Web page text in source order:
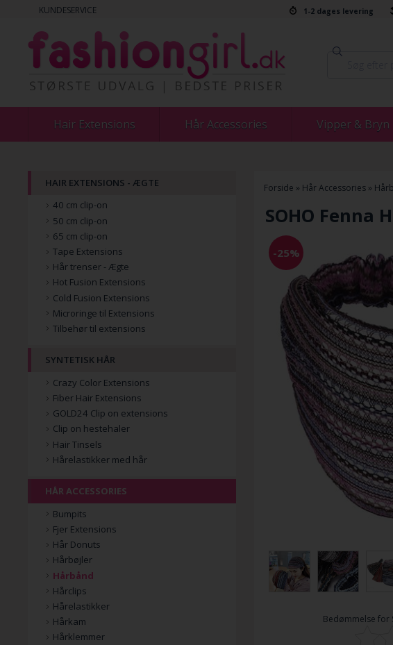
KUNDESERVICE 1-2 dages levering
Hair Extensions Hår Accessories Vipper & Bryn
Forside » Hår Accessories»
SOHO Fenna
-25%
Bedømmelse for
HAIR EXTENSIONS - ÆGTE
40 cm clip-on
50 cm clip-on
65 cm clip-on
Tape Extensions
Hår trenser - Ægte
Hot Fusion Extensions
Cold Fusion Extensions
Microringe til Extensions
Tilbehør til extensions
SYNTETISK HÅR
Crazy Color Extensions
Fiber Hair Extensions
GOLD24 Clip on extensions
Clip on hestehaler
Hair Tinsels
Hårelastikker med hår
HÅR ACCESSORIES
Bumpits
Fjer Extensions
Hår Donuts
Hårbøjler
Hårbånd
Hårclips
Hårelastikker
Hårkam
Hårklemmer